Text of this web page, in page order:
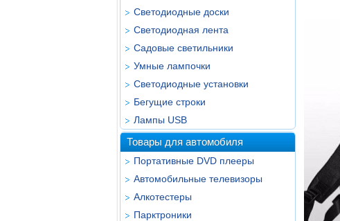
Светодиодные доски
Светодиодная лента
Садовые светильники
Умные лампочки
Светодиодные установки
Бегущие строки
Лампы USB
Товары для автомобиля
Портативные DVD плееры
Автомобильные телевизоры
Алкотестеры
Парктроники